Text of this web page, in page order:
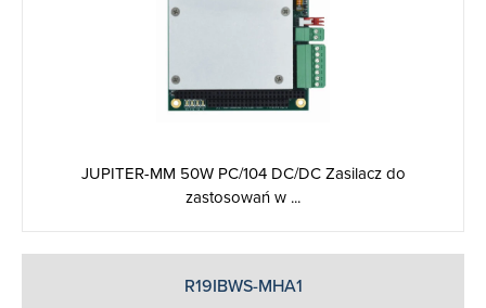
JUPITER-MM 50W PC/104 DC/DC Zasilacz do
zastosowań w ...
R19IBWS-MHA1